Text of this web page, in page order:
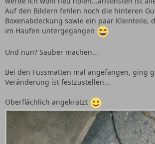
Auf den Bildern fehlen noch die hinteren
Boxenabdeckung sowie ein paar Kleinteile,
im Haufen untergegangen
Und nun? Sauber machen...
Bei den Fussmatten mal angefangen, ging
Veränderung ist festzustellen...
Oberflächlich angekratzt